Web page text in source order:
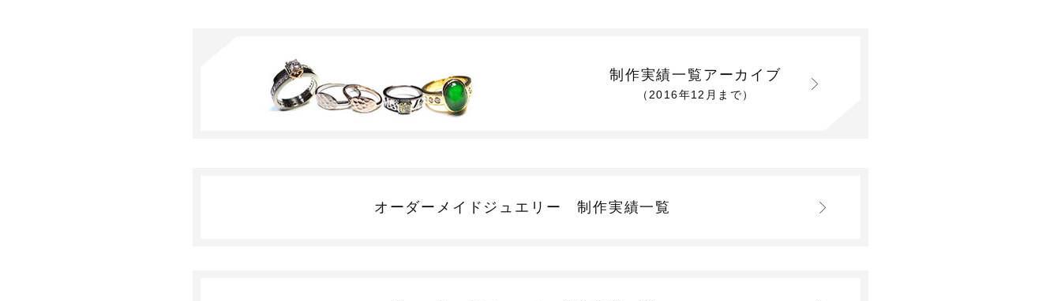
制作実績一覧アーカイブ
（2016年12月まで）
オーダーメイドジュエリー制作実績一覧